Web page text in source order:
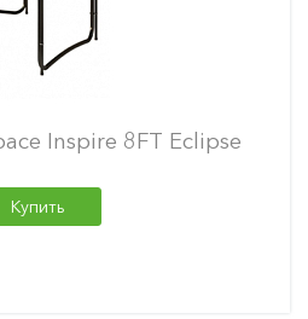
Inspire 8FT Eclipse
Купить